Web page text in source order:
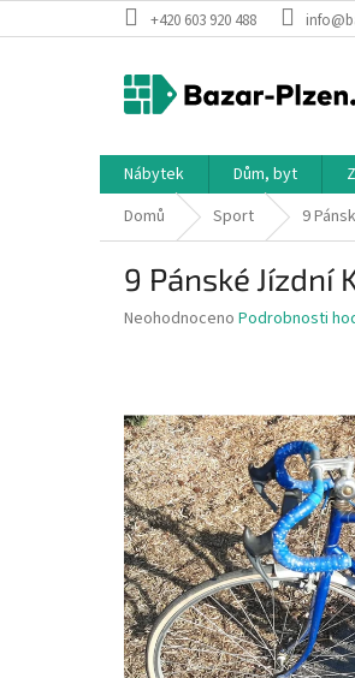
na
+420 603 920 488
Nábytek Dům, byt
Domů
Sport 9
9 Pánské Jízdní
Průměrné
0,0
z
5
hvězdiček.
Neohodnoceno Podrobnosti